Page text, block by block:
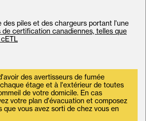
des piles et des chargeurs portant l'une
de certification canadiennes, telles que
des avertisseurs de fumée
étage et à l'extérieur de toutes
de votre domicile. En cas
votre plan d'évacuation et composez
que vous avez sorti de chez vous en